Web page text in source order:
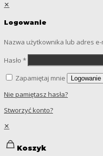
✕
Logowanie
Nazwa użytkownika lub adres e-
Hasło *
Zapamiętaj mnie
Logowanie
Nie pamiętasz hasła?
Stworzyć konto?
✕
Koszyk